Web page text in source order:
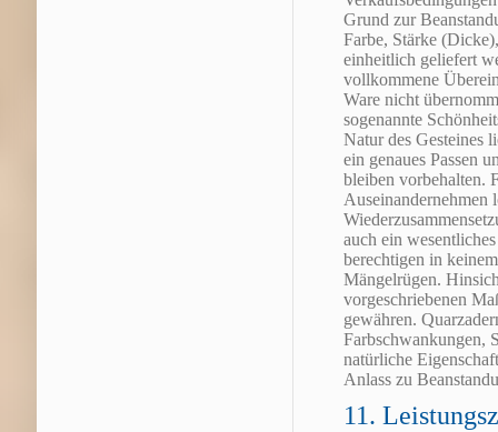
Grund zur
Farbe, Stärke
einheitlich geliefert
vollkommene
Ware nicht
sogenannte
Natur des Gesteines
ein genaues Passen
bleiben vorbehalten.
Auseinandernehmen
auch ein
berechtigen in
Mängelrügen.
vorgeschriebenen
gewähren.
Farbschwankungen,
natürliche
Anlass zu
11.